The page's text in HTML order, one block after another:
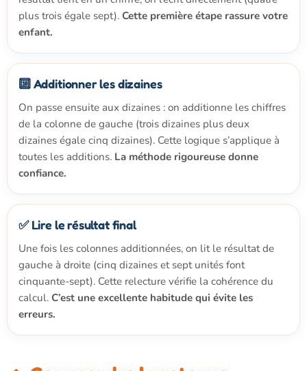
plus trois égale sept). Cette première étape rassure votre
enfant.
🔟 Additionner les dizaines
On passe ensuite aux dizaines : on additionne les chiffres
de la colonne de gauche (trois dizaines plus deux
dizaines égale cinq dizaines). Cette logique s’applique à
toutes les additions. La méthode rigoureuse donne
confiance.
✅ Lire le résultat final
Une fois les colonnes additionnées, on lit le résultat de
gauche à droite (cinq dizaines et sept unités font
cinquante-sept). Cette relecture vérifie la cohérence du
calcul. C’est une excellente habitude qui évite les
erreurs.